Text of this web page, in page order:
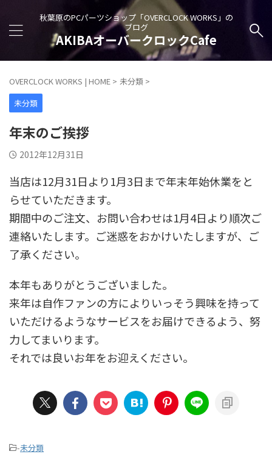
秋葉原のPCパーツショップ「OVERCLOCK WORKS」の
ブログ
AKIBAオーバークロックCafe
OVERCLOCK WORKS | HOME > 未分類 >
未分類
年末のご挨拶
2012年12月31日
当店は12月31日より1月3日まで年末年始休業をと
らせていただきます。
期間中のご注文、お問い合わせは1月4日より順次ご
連絡いたします。ご迷惑をおかけいたしますが、ご
了承ください。
本年もありがとうございました。
来年は自作ファンの方によりいっそう興味を持って
いただけるようなサービスをお届けできるよう、努
力してまいります。
それでは良いお年をお迎えください。
-未分類